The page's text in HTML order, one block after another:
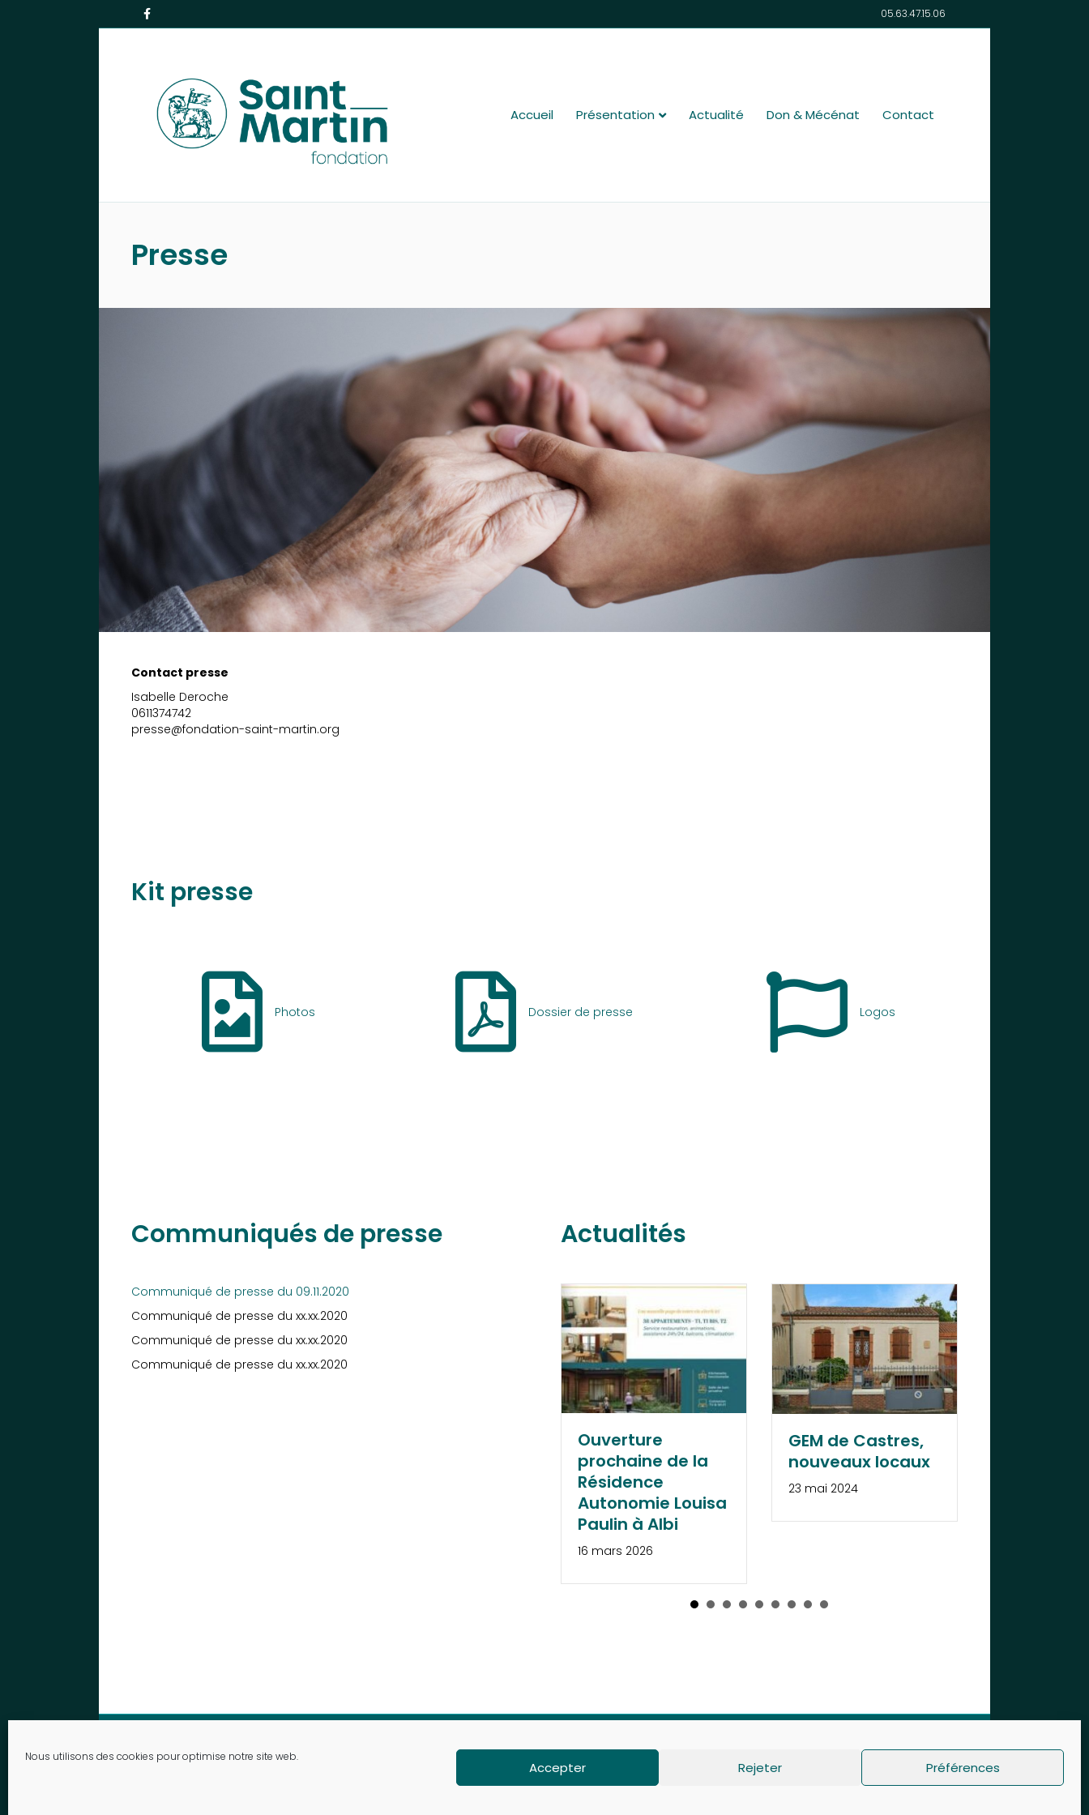
Nous utilisons des cookies pour optimise notre site web.
Accepter Rejeter Préférences
Facebook 05.63.47.15.06
Accueil Présentation Actualité Don & Mécénat Contact
Presse
Contact presse
Isabelle Deroche
0611374742
presse@fondation-saint-martin.org
Kit presse
Photos Dossier de presse Logos
Communiqués de presse
Communiqué de presse du 09.11.2020
Communiqué de presse du xx.xx.2020
Communiqué de presse du xx.xx.2020
Communiqué de presse du xx.xx.2020
Actualités
prochaine de la
Autonomie Louisa
GEM de Castres,
nouveaux locaux
Bonne année
2024